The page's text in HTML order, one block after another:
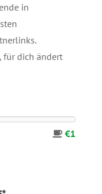
in
.
für dich ändert
€1